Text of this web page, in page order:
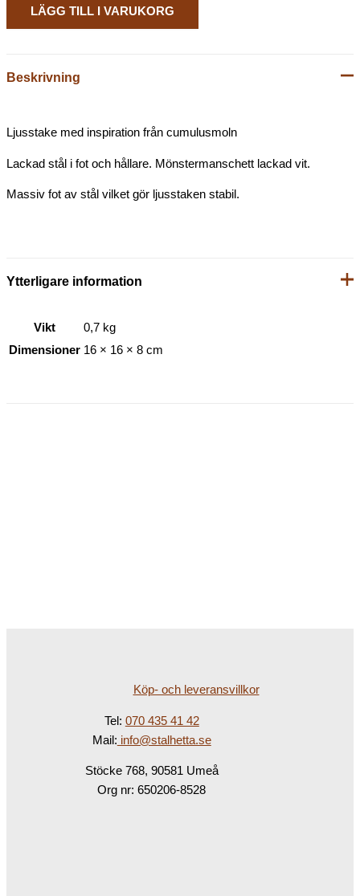
LÄGG TILL I VARUKORG
Beskrivning
Ljusstake med inspiration från cumulusmoln
Lackad stål i fot och hållare. Mönstermanschett lackad vit.
Massiv fot av stål vilket gör ljusstaken stabil.
Ytterligare information
Vikt
0,7 kg
Dimensioner 16 × 16 × 8 cm
Köp- och leveransvillkor
Tel: 070 435 41 42
Mail: info@stalhetta.se
Stöcke 768, 90581 Umeå
Org nr: 650206-8528